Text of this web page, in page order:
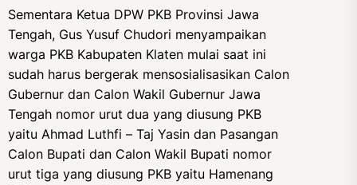
Sementara Ketua DPW PKB Provinsi Jawa
Tengah, Gus Yusuf Chudori menyampaikan
warga PKB Kabupaten Klaten mulai saat ini
sudah harus bergerak mensosialisasikan Calon
Gubernur dan Calon Wakil Gubernur Jawa
Tengah nomor urut dua yang diusung PKB
yaitu Ahmad Luthfi – Taj Yasin dan Pasangan
Calon Bupati dan Calon Wakil Bupati nomor
urut tiga yang diusung PKB yaitu Hamenang